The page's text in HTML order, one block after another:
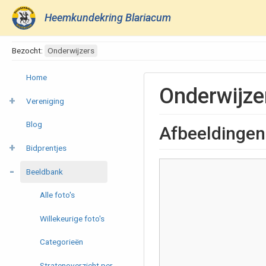
Heemkundekring Blariacum
Bezocht: Onderwijzers
Home
Vereniging
Blog
Bidprentjes
Beeldbank
Alle foto's
Willekeurige foto's
Categorieën
Afbeeldingen